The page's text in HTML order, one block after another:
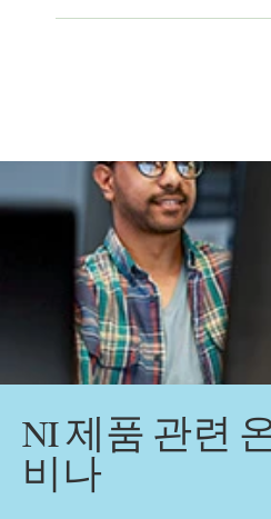
NI 제품 관련
비나